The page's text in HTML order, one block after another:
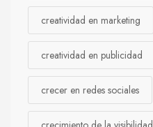
creatividad en marketing
creatividad en publicidad
crecer en redes sociales